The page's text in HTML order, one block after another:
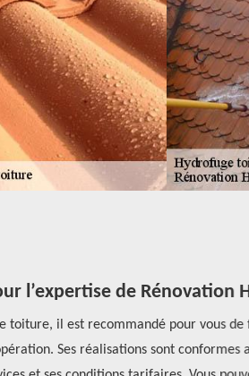
l’expertise de
toiture, il est recommandé pour vous
Ses réalisations sont